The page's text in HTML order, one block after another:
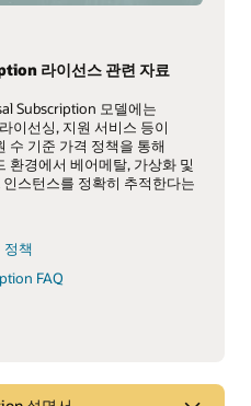
라이선스 관련 자료
Subscription 모델에는
이선싱, 지원 서비스 등이
수 기준 가격 정책을 통해
환경에서 베어메탈, 가상화 및
스턴스를 정확히 추적한다는
책
FAQ